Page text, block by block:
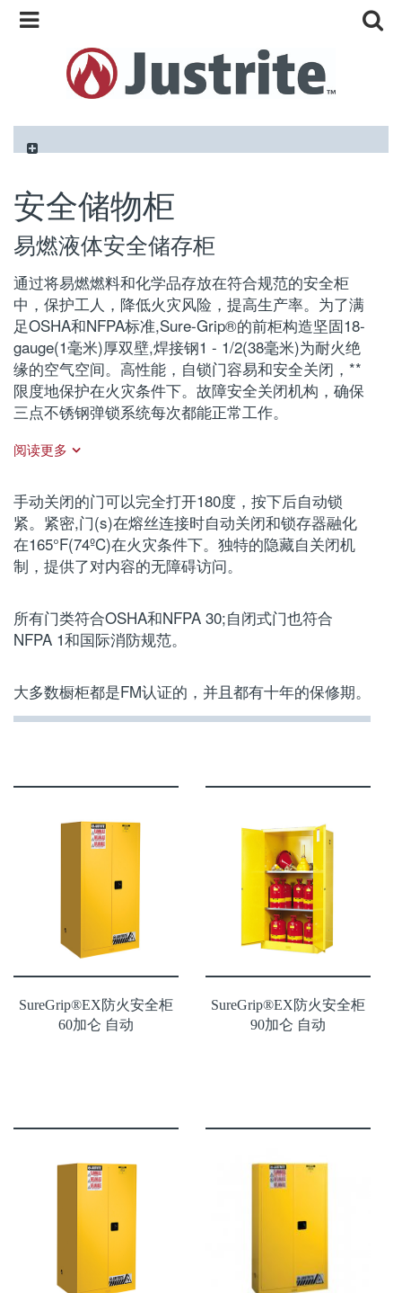
安全储物柜
易燃液体安全储存柜
通过将易燃燃料和化学品存放在符合规范的安全柜
中，保护工人，降低火灾风险，提高生产率。为了满
足OSHA和NFPA标准,Sure-Grip®的前柜构造坚固18-
gauge(1毫米)厚双壁,焊接钢1 - 1/2(38毫米)为耐火绝
缘的空气空间。高性能，自锁门容易和安全关闭，**
限度地保护在火灾条件下。故障安全关闭机构，确保
三点不锈钢弹锁系统每次都能正常工作。
阅读更多
手动关闭的门可以完全打开180度，按下后自动锁
紧。紧密,门(s)在熔丝连接时自动关闭和锁存器融化
在165°F(74ºC)在火灾条件下。独特的隐藏自关闭机
制，提供了对内容的无障碍访问。
所有门类符合OSHA和NFPA 30;自闭式门也符合
NFPA 1和国际消防规范。
大多数橱柜都是FM认证的，并且都有十年的保修期。
SureGrip®EX防火安全柜
60加仑 自动
SureGrip®EX防火安全柜
90加仑 自动